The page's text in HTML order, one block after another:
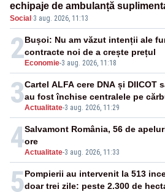
echipaje de ambulanță
medicamente verificate și puncte
publice
Social ·3 aug. 2026, 11:13
2 Economie-3 aug. 2026, 11:18
Bușoi: Nu am văzut intenții ale
contracte noi de a crește prețul
3Actualitate-3 aug. 2026, 11:29
Cartel ALFA cere DNA și DIICOT
au fost închise centralele pe
4Actualitate-3 aug. 2026, 11:33
Salvamont România, 56 de
ore
5Pompierii au intervenit la 513
doar trei zile: peste 2.300 de